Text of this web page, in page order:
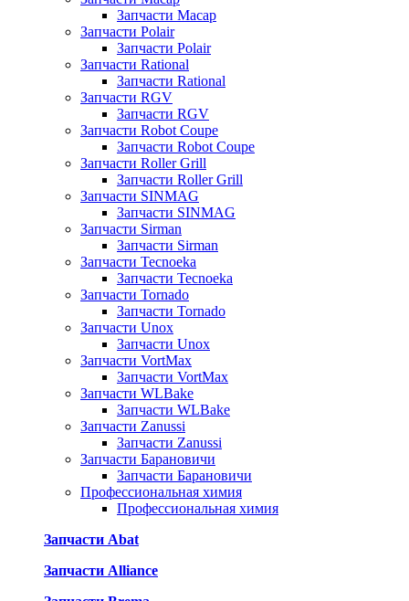
Запчасти Macap
Запчасти Polair
Запчасти Polair
Запчасти Rational
Запчасти Rational
Запчасти RGV
Запчасти RGV
Запчасти Robot Coupe
Запчасти Robot Coupe
Запчасти Roller Grill
Запчасти Roller Grill
Запчасти SINMAG
Запчасти SINMAG
Запчасти Sirman
Запчасти Sirman
Запчасти Tecnoeka
Запчасти Tecnoeka
Запчасти Tornado
Запчасти Tornado
Запчасти Unox
Запчасти Unox
Запчасти VortMax
Запчасти VortMax
Запчасти WLBake
Запчасти WLBake
Запчасти Zanussi
Запчасти Zanussi
Запчасти Барановичи
Запчасти Барановичи
Профессиональная химия
Профессиональная химия
Запчасти Abat
Запчасти Alliance